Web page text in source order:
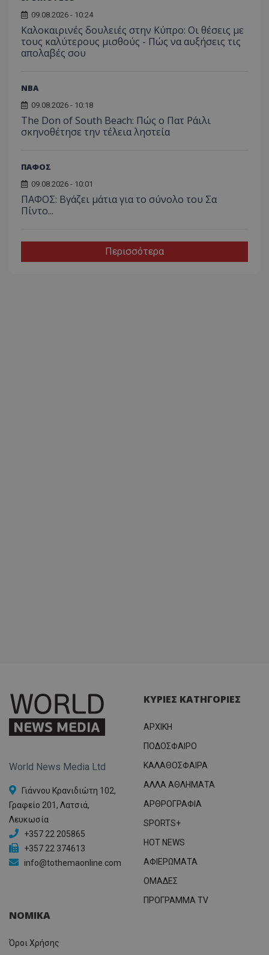
09.08.2026 - 10:24
Καλοκαιρινές δουλειές στην Κύπρο: Οι θέσεις με
τους καλύτερους μισθούς - Πώς να αυξήσεις τις
απολαβές σου
NBA
09.08.2026 - 10:18
The Don of South Beach: Πώς ο Πατ Ράιλι
σκηνοθέτησε την τέλεια ληστεία
ΠΑΦΟΣ
09.08.2026 - 10:01
ΠΑΦΟΣ: Βγάζει μάτια για το σύνολο του Σα
Πίντο...
Περισσότερα
World News Media Ltd
Γιάννου Κρανιδιώτη 102,
Γραφείο 201, Λατσιά,
Λευκωσία
+357 22 205865
+357 22 374613
info@tothemaonline.com
ΚΥΡΙΕΣ ΚΑΤΗΓΟΡΙΕΣ
ΑΡΧΙΚΗ
ΠΟΔΟΣΦΑΙΡΟ
ΚΑΛΑΘΟΣΦΑΙΡΑ
ΑΛΛΑ ΑΘΛΗΜΑΤΑ
ΑΡΘΡΟΓΡΑΦΙΑ
SPORTS+
HOT NEWS
ΑΦΙΕΡΩΜΑΤΑ
ΟΜΑΔΕΣ
ΠΡΟΓΡΑΜΜΑ TV
ΝΟΜΙΚΑ
Όροι Χρήσης